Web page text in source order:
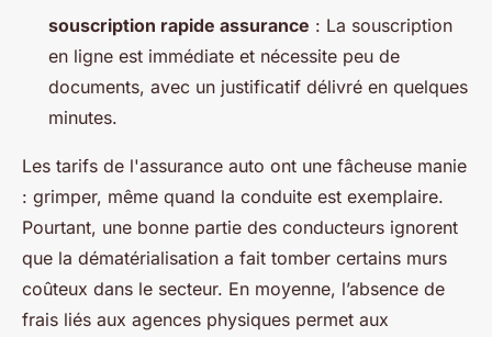
souscription rapide assurance : La souscription
en ligne est immédiate et nécessite peu de
documents, avec un justificatif délivré en quelques
minutes.
Les tarifs de l'assurance auto ont une fâcheuse manie
: grimper, même quand la conduite est exemplaire.
Pourtant, une bonne partie des conducteurs ignorent
que la dématérialisation a fait tomber certains murs
coûteux dans le secteur. En moyenne, l’absence de
frais liés aux agences physiques permet aux